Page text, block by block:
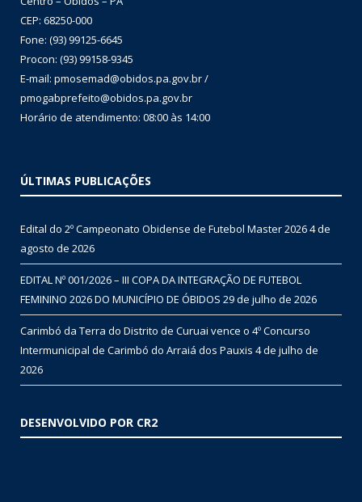
CEP: 68250-000
Fone: (93) 99125-6645
Procon: (93) 99158-9345
E-mail: pmosemad@obidos.pa.gov.br /
pmogabprefeito@obidos.pa.gov.br
Horário de atendimento: 08:00 às 14:00
ÚLTIMAS PUBLICAÇÕES
Edital do 2º Campeonato Obidense de Futebol Master 20264 de
agosto de 2026
EDITAL Nº 001/2026 – III COPA DA INTEGRAÇÃO DE FUTEBOL
FEMININO 2026 DO MUNICÍPIO DE ÓBIDOS 29 de julho de 2026
Carimbó da Terra do Distrito de Curuai vence o 4º Concurso
Intermunicipal de Carimbó do Arraiá dos Pauxis 4 de julho de
2026
DESENVOLVIDO POR CR2